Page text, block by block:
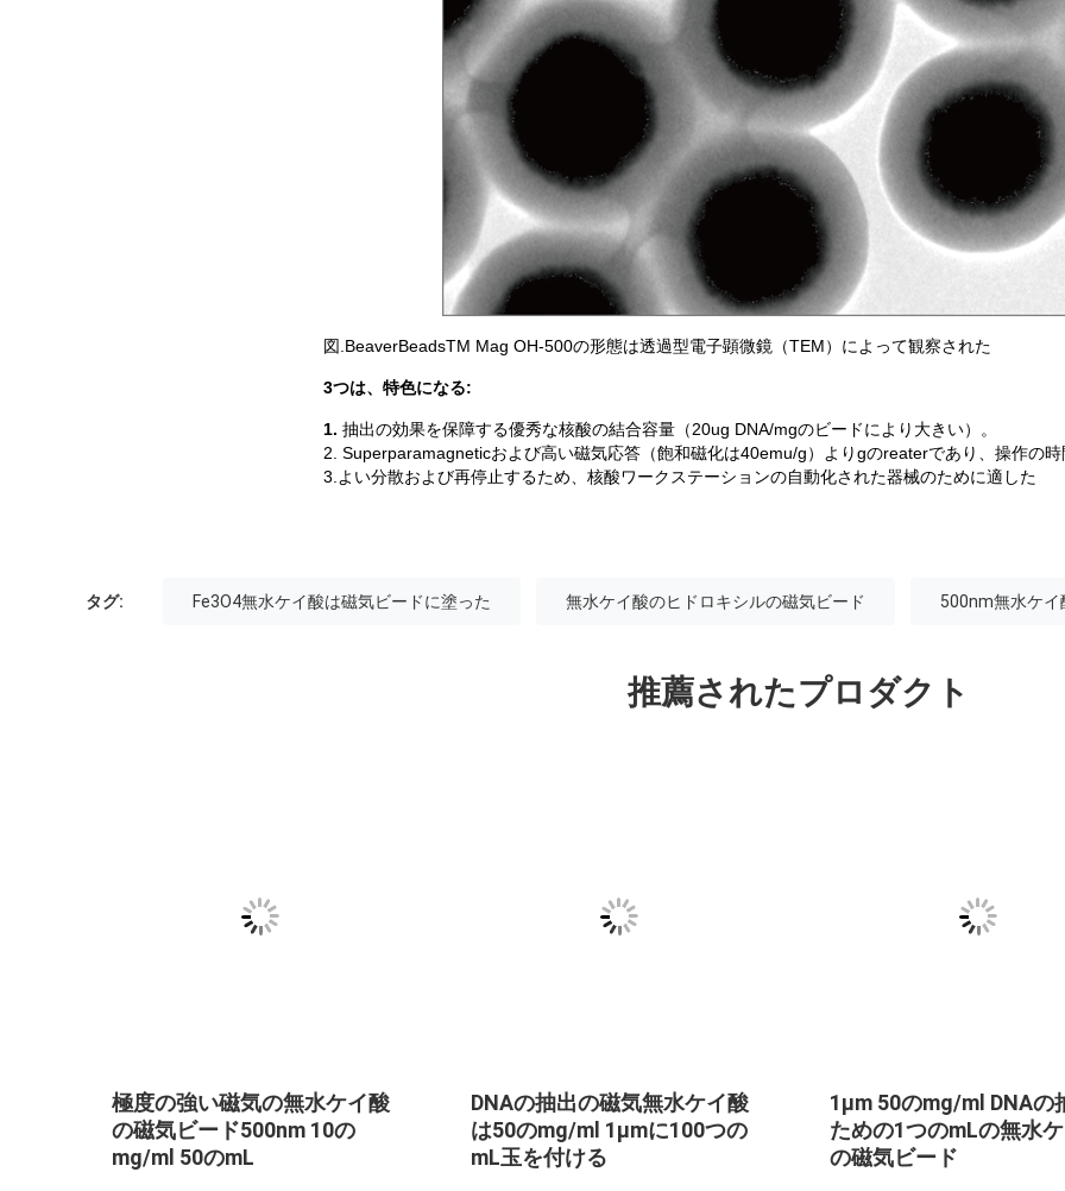
図.BeaverBeadsTM Mag OH-500の形態は透過型電子顕微鏡（TEM）によって観察された
3つは、特色になる:
1. 抽出の効果を保障する優秀な核酸の結合容量（20ug DNA/mgのビードにより大きい）。
2. Superparamagneticおよび高い磁気応答（飽和磁化は40emu/g）よりgのreaterであり、操作の
3.よい分散および再停止するため、核酸ワークステーションの自動化された器械のために適した
タグ: Fe3O4無水ケイ酸は磁気ビードに塗った 無水ケイ酸のヒドロキシルの磁気ビード 500nm無水ケ
推薦されたプロダクト
50のmg/ml DNAの抽出
のための10のmLのCarboxyl
RNAの抽出のPC 300nmのため
のFe3O4無水ケイ酸の磁気ビ
ード50のmg/ml 10のmL
500nmは磁気無水ケイ酸10の
mLのDNAの抽出のためのDNA
の分離に玉を付ける